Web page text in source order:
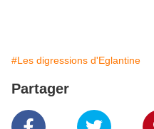
#Les digressions d'Eglantine
Partager